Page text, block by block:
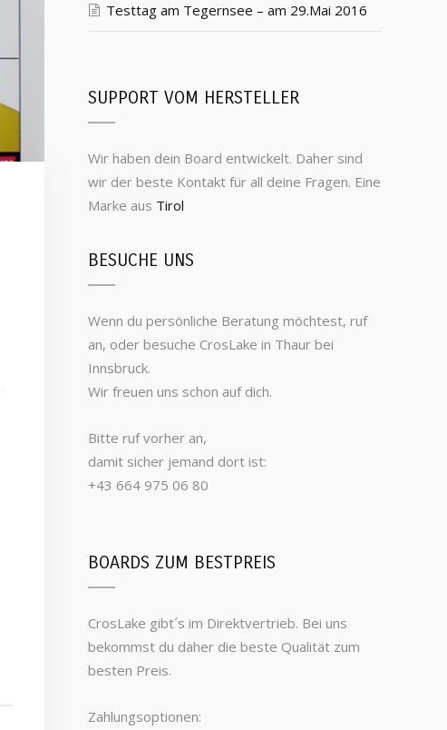
Testtag am Tegernsee – am 29.Mai 2016
SUPPORT VOM HERSTELLER
Wir haben dein Board entwickelt. Daher sind
wir der beste Kontakt für all deine Fragen. Eine
Marke aus Tirol
BESUCHE UNS
Wenn du persönliche Beratung möchtest, ruf
an, oder besuche CrosLake in Thaur bei
Innsbruck.
Wir freuen uns schon auf dich.
Bitte ruf vorher an,
damit sicher jemand dort ist:
+43 664 975 06 80
BOARDS ZUM BESTPREIS
CrosLake gibt´s im Direktvertrieb. Bei uns
bekommst du daher die beste Qualität zum
besten Preis.
Zahlungsoptionen: